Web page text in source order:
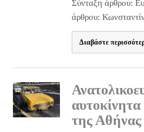
Σύνταξη άρθρου:
άρθρου:
Διαβάστε
της Αθήνας